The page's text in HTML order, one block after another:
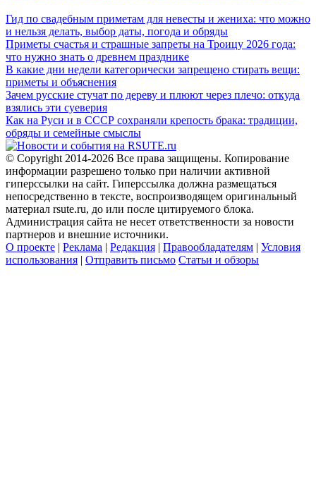
Гид по свадебным приметам для невесты и жениха: что можно
и нельзя делать, выбор даты, погода и обряды
Приметы счастья и страшные запреты на Троицу 2026 года:
что нужно знать о древнем празднике
В какие дни недели категорически запрещено стирать вещи:
приметы и объяснения
Зачем русские стучат по дереву и плюют через плечо: откуда
взялись эти суеверия
Как на Руси и в СССР сохраняли крепость брака: традиции,
обряды и семейные смыслы
© Copyright 2014-2026 Все права защищены. Копирование
информации разрешено только при наличии активной
гиперссылки на сайт. Гиперссылка должна размещаться
непосредственно в тексте, воспроизводящем оригинальный
материал rsute.ru, до или после цитируемого блока.
Администрация сайта не несет ответственности за новости
партнеров и внешние источники.
О проекте | Реклама | Редакция | Правообладателям | Условия
использования | Отправить письмо Статьи и обзоры